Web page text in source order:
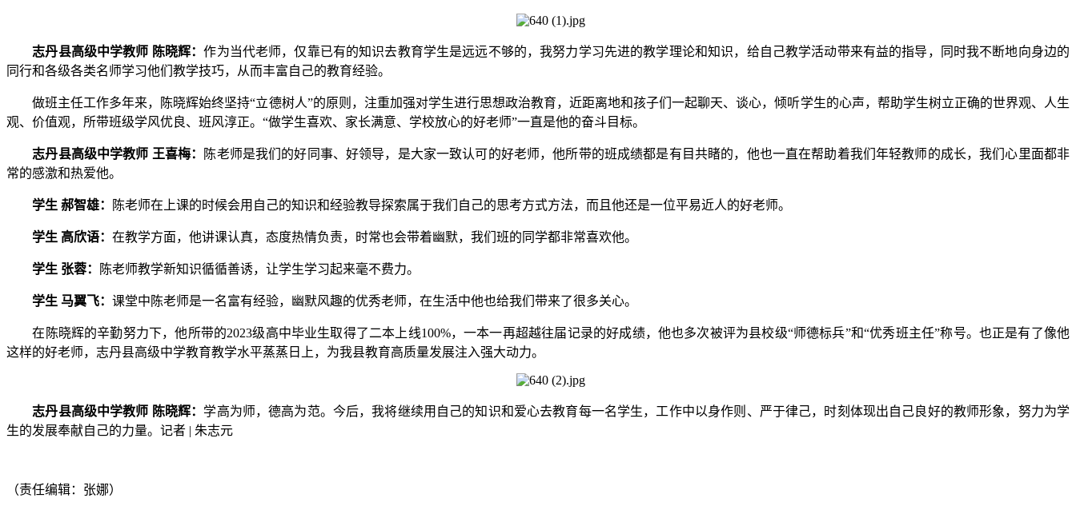
志丹县高级中学教师 陈晓辉：作为当代老师，仅靠已有的知识去教育学生是远远不够的，我努力学习先进的教学理论和知识，给自己教学活动带来有益的指导，同时我不断地向身边的
同行和各级各类名师学习他们教学技巧，从而丰富自己的教育经验。
做班主任工作多年来，陈晓辉始终坚持“立德树人”的原则，注重加强对学生进行思想政治教育，近距离地和孩子们一起聊天、谈心，倾听学生的心声，帮助学生树立正确的世界观、人生
观、价值观，所带班级学风优良、班风淳正。“做学生喜欢、家长满意、学校放心的好老师”一直是他的奋斗目标。
志丹县高级中学教师 王喜梅：
陈老师是我们的好同事、好领导，是大家一致认可的好老师，他所带的班成绩都是有目共睹的，他也一直在帮助着我们年轻教师的成长，我们心里面都非
常的感激和热爱他。
学生 郝智雄： 陈老师在上课的时候会用自己的知识和经验教导探索属于我们自己的思考方式方法，而且他还是一位平易近人的好老师。
学生 高欣语： 在教学方面，他讲课认真，态度热情负责，时常也会带着幽默，我们班的同学都非常喜欢他。
学生 张蓉： 陈老师教学新知识循循善诱，让学生学习起来毫不费力。
学生 马翼飞： 课堂中陈老师是一名富有经验，幽默风趣的优秀老师，在生活中他也给我们带来了很多关心。
在陈晓辉的辛勤努力下，他所带的2023级高中毕业生取得了二本上线100%，一本一再超越往届记录的好成绩，他也多次被评为县校级“师德标兵”和“优秀班主任”称号。也正是有了像他
这样的好老师，志丹县高级中学教育教学水平蒸蒸日上，为我县教育高质量发展注入强大动力。
志丹县高级中学教师 陈晓辉： 学高为师，德高为范。今后，我将继续用自己的知识和爱心去教育每一名学生，工作中以身作则、严于律己，时刻体现出自己良好的教师形象，努力为学
生的发展奉献自己的力量。记者 | 朱志元
（责任编辑：张娜）